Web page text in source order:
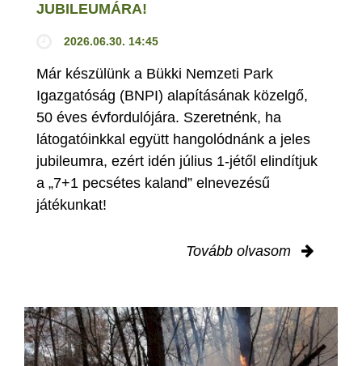
JUBILEUMÁRA!
2026.06.30. 14:45
Már készülünk a Bükki Nemzeti Park
Igazgatóság (BNPI) alapításának közelgő,
50 éves évfordulójára. Szeretnénk, ha
látogatóinkkal együtt hangolódnánk a jeles
jubileumra, ezért idén július 1-jétől elindítjuk
a „7+1 pecsétes kaland” elnevezésű
játékunkat!
Tovább olvasom